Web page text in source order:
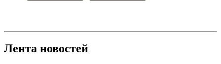
Лента новостей